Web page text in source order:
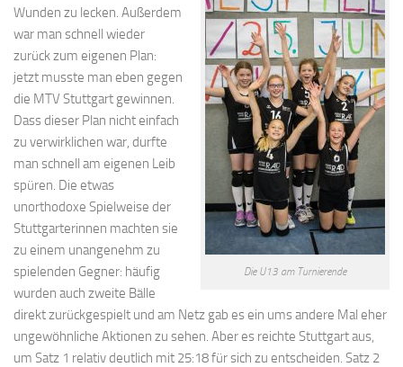
Die U13 am Turnierende
Wunden zu lecken. Außerdem
war man schnell wieder
zurück zum eigenen Plan:
jetzt musste man eben gegen
die MTV Stuttgart gewinnen.
Dass dieser Plan nicht einfach
zu verwirklichen war, durfte
man schnell am eigenen Leib
spüren. Die etwas
unorthodoxe Spielweise der
Stuttgarterinnen machten sie
zu einem unangenehm zu
spielenden Gegner: häufig
wurden auch zweite Bälle
direkt zurückgespielt und am Netz gab es ein ums andere Mal eher
ungewöhnliche Aktionen zu sehen. Aber es reichte Stuttgart aus,
um Satz 1 relativ deutlich mit 25:18 für sich zu entscheiden. Satz 2